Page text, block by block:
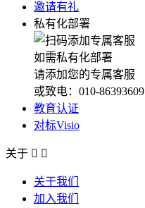
邀请有礼
私有化部署
如需私有化部署
请添加您的专属客服
或致电：010-86393609
教育认证
对标Visio
关于  
关于我们
加入我们